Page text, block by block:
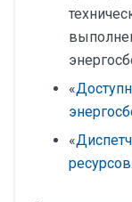
«
«
ресурсов